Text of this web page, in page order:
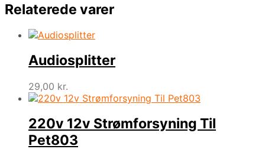
Relaterede varer
Audiosplitter
29,00 kr.
220v 12v Strømforsyning Til
Pet803